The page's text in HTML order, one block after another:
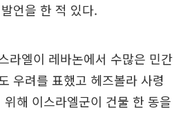
언을 한 적 있다.
라엘이 레바논에서 수많은 민간
우려를 표했고 헤즈볼라 사령
해 이스라엘군이 건물 한 동을